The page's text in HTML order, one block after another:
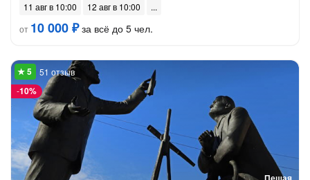
11 авг в 10:00
12 авг в 10:00
от 10 000 ₽за всё до 5 чел.
-10%
51 отзыв